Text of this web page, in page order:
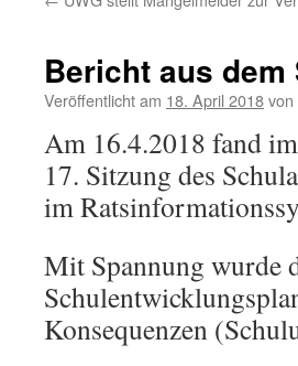
Bericht aus
Veröffentlicht am 18. April 2018von
Am 16.4.2018 fand
17. Sitzung des
im
Mit Spannung wurde
Konsequenzen